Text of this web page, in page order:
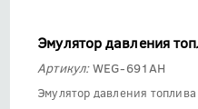
Эмулятор давления
Артикул:WEG-691AH
Эмулятор давления топлива